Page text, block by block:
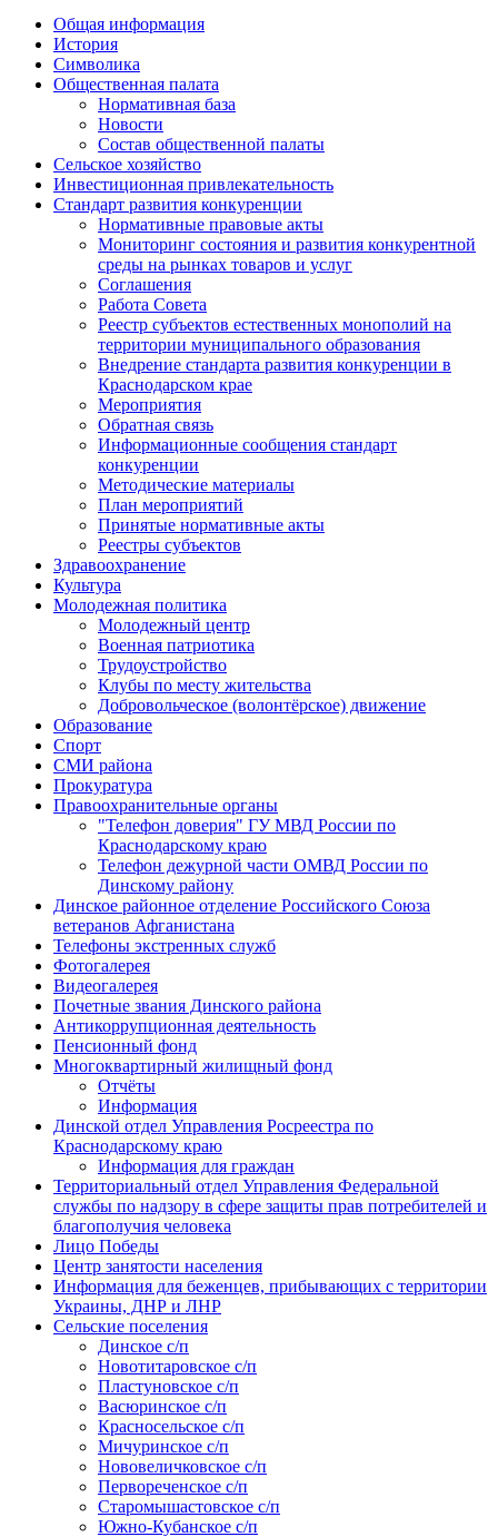
Общая информация
История
Символика
Общественная палата
Нормативная база
Новости
Состав общественной палаты
Сельское хозяйство
Инвестиционная привлекательность
Стандарт развития конкуренции
Нормативные правовые акты
Мониторинг состояния и развития конкурентной
среды на рынках товаров и услуг
Соглашения
Работа Совета
Реестр субъектов естественных монополий на
территории муниципального образования
Внедрение стандарта развития конкуренции в
Краснодарском крае
Мероприятия
Обратная связь
Информационные сообщения стандарт
конкуренции
Методические материалы
План мероприятий
Принятые нормативные акты
Реестры субъектов
Здравоохранение
Культура
Молодежная политика
Молодежный центр
Военная патриотика
Трудоустройство
Клубы по месту жительства
Добровольческое (волонтёрское) движение
Образование
Спорт
СМИ района
Прокуратура
Правоохранительные органы
"Телефон доверия" ГУ МВД России по
Краснодарскому краю
Телефон дежурной части ОМВД России по
Динскому району
Динское районное отделение Российского Союза
ветеранов Афганистана
Телефоны экстренных служб
Фотогалерея
Видеогалерея
Почетные звания Динского района
Антикоррупционная деятельность
Пенсионный фонд
Многоквартирный жилищный фонд
Отчёты
Информация
Динской отдел Управления Росреестра по
Краснодарскому краю
Информация для граждан
Территориальный отдел Управления Федеральной
службы по надзору в сфере защиты прав потребителей и
благополучия человека
Лицо Победы
Центр занятости населения
Информация для беженцев, прибывающих с территории
Украины, ДНР и ЛНР
Сельские поселения
Динское с/п
Новотитаровское с/п
Пластуновское с/п
Васюринское с/п
Красносельское с/п
Мичуринское с/п
Нововеличковское с/п
Первореченское с/п
Старомышастовское с/п
Южно-Кубанское с/п